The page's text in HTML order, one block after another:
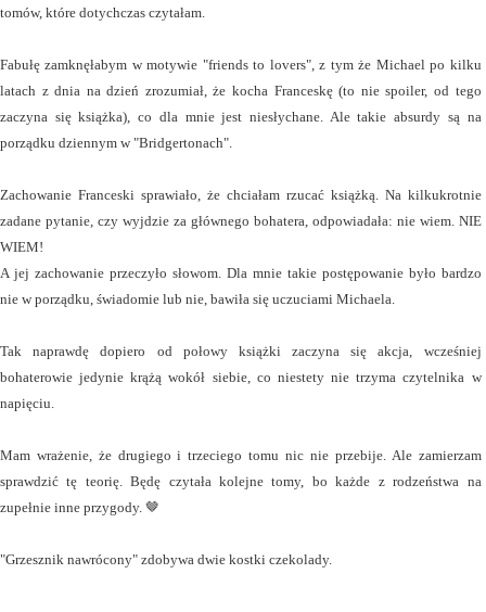
tomów, które dotychczas czytałam.
Fabułę zamknęłabym w motywie "friends to lovers", z tym że Michael po kilku
latach z dnia na dzień zrozumiał, że kocha Franceskę (to nie spoiler, od tego
zaczyna się książka), co dla mnie jest niesłychane. Ale takie absurdy są na
porządku dziennym w "Bridgertonach".
Zachowanie Franceski sprawiało, że chciałam rzucać książką. Na kilkukrotnie
zadane pytanie, czy wyjdzie za głównego bohatera, odpowiadała: nie wiem. NIE
WIEM!
A jej zachowanie przeczyło słowom. Dla mnie takie postępowanie było bardzo
nie w porządku, świadomie lub nie, bawiła się uczuciami Michaela.
Tak naprawdę dopiero od połowy książki zaczyna się akcja, wcześniej
bohaterowie jedynie krążą wokół siebie, co niestety nie trzyma czytelnika w
napięciu.
Mam wrażenie, że drugiego i trzeciego tomu nic nie przebije. Ale zamierzam
sprawdzić tę teorię. Będę czytała kolejne tomy, bo każde z rodzeństwa na
zupełnie inne przygody. 🤎
"Grzesznik nawrócony" zdobywa dwie kostki czekolady.